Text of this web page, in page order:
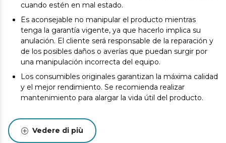
cuando estén en mal estado.
Es aconsejable no manipular el producto mientras
tenga la garantía vigente, ya que hacerlo implica su
anulación. El cliente será responsable de la reparación y
de los posibles daños o averías que puedan surgir por
una manipulación incorrecta del equipo.
Los consumibles originales garantizan la máxima calidad
y el mejor rendimiento. Se recomienda realizar
mantenimiento para alargar la vida útil del producto.
Vedere di più